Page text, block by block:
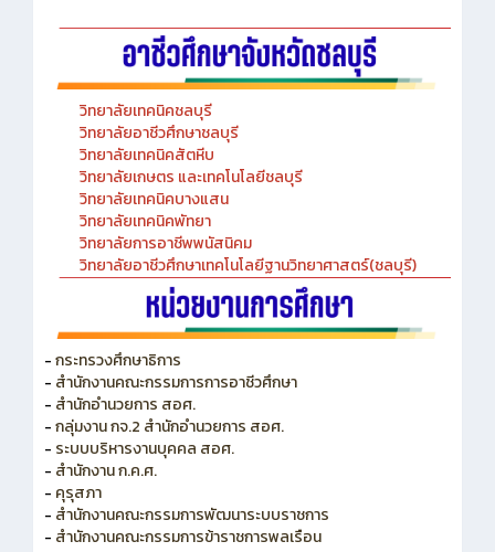
วิทยาลัยเทคนิคชลบุรี
วิทยาลัยอาชีวศึกษาชลบุรี
วิทยาลัยเทคนิคสัตหีบ
วิทยาลัยเกษตร และเทคโนโลยีชลบุรี
วิทยาลัยเทคนิคบางแสน
วิทยาลัยเทคนิคพัทยา
วิทยาลัยการอาชีพพนัสนิคม
วิทยาลัยอาชีวศึกษาเทคโนโลยีฐานวิทยาศาสตร์(ชลบุรี)
- กระทรวงศึกษาธิการ
- สำนักงานคณะกรรมการการอาชีวศึกษา
- สำนักอำนวยการ สอศ.
- กลุ่มงาน กจ.2 สำนักอำนวยการ สอศ.
- ระบบบริหารงานบุคคล สอศ.
- สำนักงาน ก.ค.ศ.
- คุรุสภา
- สำนักงานคณะกรรมการพัฒนาระบบราชการ